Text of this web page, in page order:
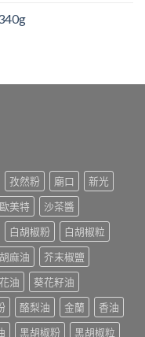
孜然粉 廟口
新光
歐美特
沙茶醬
白胡椒粉
白胡椒粒
胡麻油
芥末椒鹽
油
葵花籽油
酪梨油 金蘭
香油
黑胡椒粉 黑胡椒粒